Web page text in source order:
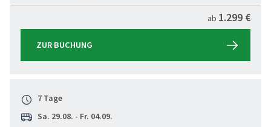
ab 1.299 €
ZUR BUCHUNG
7 Tage
Sa. 29.08. - Fr. 04.09.